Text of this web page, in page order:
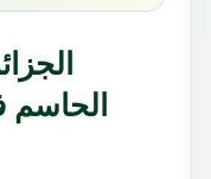
الحاسم